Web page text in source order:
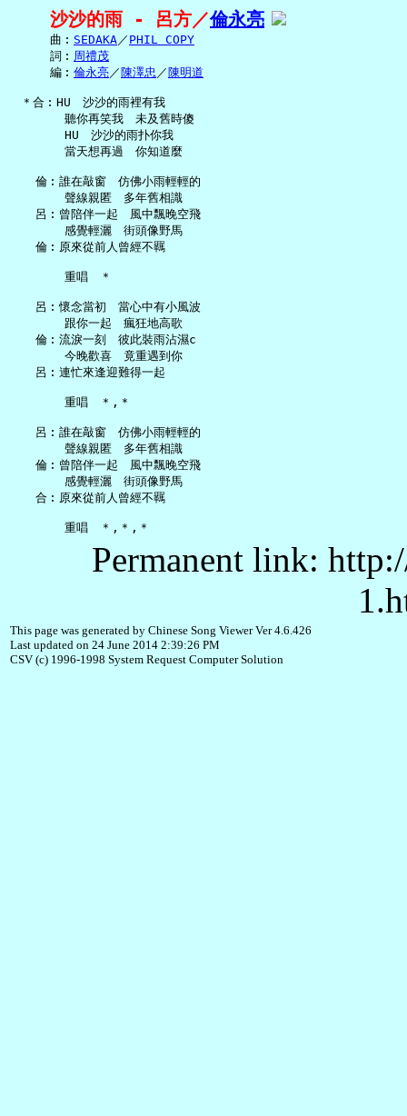
沙沙的雨 - 呂方／倫永亮
     曲︰
SEDAKA／ PHIL COPY
     詞︰
周禮茂
     編︰
倫永亮／ 陳澤忠 ／ 陳明道
＊合︰HU　沙沙的雨裡有我
       聽你再笑我　未及舊時傻
       HU　沙沙的雨扑你我
       當天想再過　你知道麼
   倫︰誰在敲窗　仿佛小雨輕輕的
       聲線親匿　多年舊相識
   呂︰曾陪伴一起　風中飄晚空飛
       感覺輕灑　街頭像野馬
   倫︰原來從前人曾經不羈
       重唱　＊
   呂︰懷念當初　當心中有小風波
       跟你一起　瘋狂地高歌
   倫︰流淚一刻　彼此裝雨沾濕c
       今晚歡喜　竟重遇到你
   呂︰連忙來逢迎難得一起
       重唱　＊,＊
   呂︰誰在敲窗　仿佛小雨輕輕的
       聲線親匿　多年舊相識
   倫︰曾陪伴一起　風中飄晚空飛
       感覺輕灑　街頭像野馬
   合︰原來從前人曾經不羈
Permanent link:
This page was generated by Chinese Song Viewer Ver 4.6.426
Last updated on 24 June 2014 2:39:26 PM
CSV (c) 1996-1998 System Request Computer Solution